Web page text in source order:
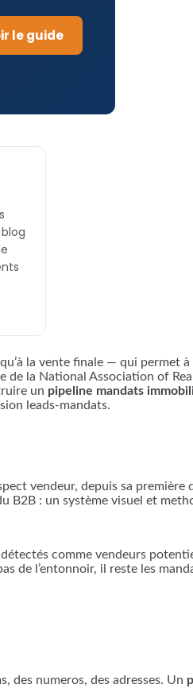
le guide
la vente finale — qui permet
la National Association of
un pipeline mandats
leads-mandats.
vendeur, depuis sa première
B2B : un système visuel et
comme vendeurs
de l’entonnoir, il reste les
des numeros, des adresses. Un